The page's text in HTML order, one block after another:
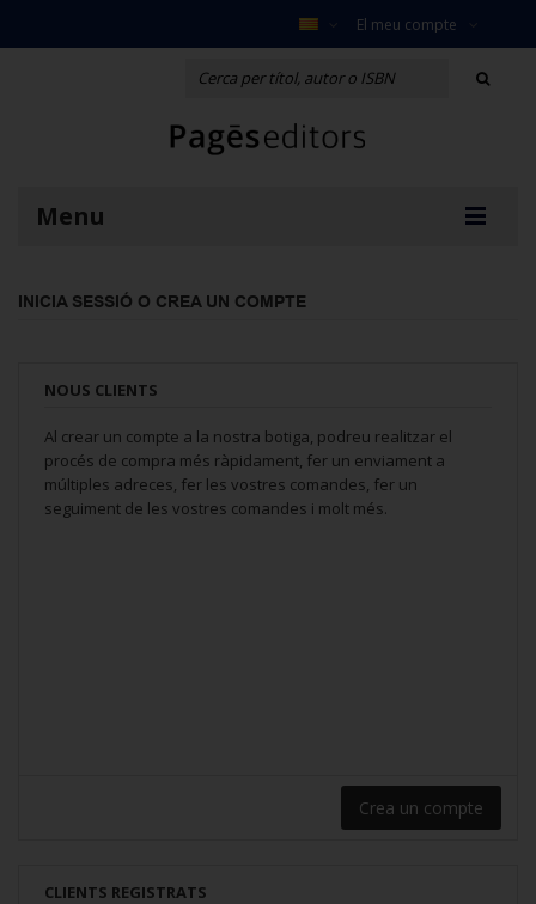
El meu compte
Menu
INICIA SESSIÓ O CREA UN COMPTE
NOUS CLIENTS
Al crear un compte a la nostra botiga, podreu realitzar el
procés de compra més ràpidament, fer un enviament a
múltiples adreces, fer les vostres comandes, fer un
seguiment de les vostres comandes i molt més.
Crea un compte
CLIENTS REGISTRATS